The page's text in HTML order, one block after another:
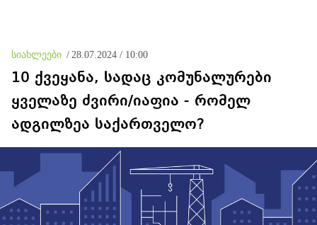
სიახლეები / 28.07.2024 / 10:00
10 ქვეყანა, სადაც კომუნალურები
ყველაზე ძვირი/იაფია - რომელ
ადგილზეა საქართველო?